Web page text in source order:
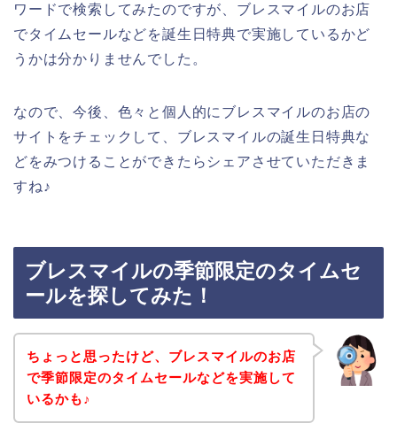
ワードで検索してみたのですが、ブレスマイルのお店
でタイムセールなどを誕生日特典で実施しているかど
うかは分かりませんでした。
なので、今後、色々と個人的にブレスマイルのお店の
サイトをチェックして、ブレスマイルの誕生日特典な
どをみつけることができたらシェアさせていただきま
すね♪
ブレスマイルの季節限定のタイムセ
ールを探してみた！
ちょっと思ったけど、ブレスマイルのお店
で季節限定のタイムセールなどを実施して
いるかも♪